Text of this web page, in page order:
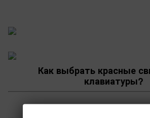
Как выбрать красные
клавиатуры?